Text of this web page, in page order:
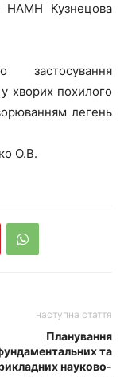
НАМН Кузнецова
застосування
хворих похилого
легень
О.В.
наступна стаття
Планування
та
науково-